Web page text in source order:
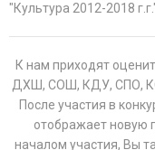
"Культура 2012-2018
К нам приходят
ДХШ, СОШ, КДУ, СПО,
После участия в
отображает новую
началом участия, Вы